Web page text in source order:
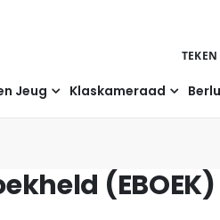
Jeug Klaskameraad
(EBOEK)